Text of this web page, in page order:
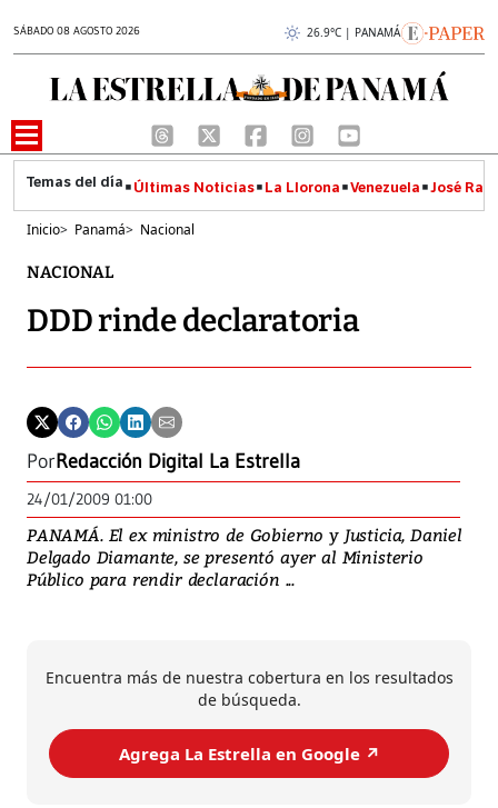
SÁBADO 08 AGOSTO 2026 26.9°C | PANAMÁ
Últimas Noticias La Llorona Venezuela José
Inicio> Panamá> Nacional
NACIONAL
DDD rinde declaratoria
PorRedacción Digital La Estrella
24/01/2009 01:00
PANAMÁ. El ex ministro de Gobierno y Justicia, Daniel
Delgado Diamante, se presentó ayer al Ministerio
Público para rendir declaración ...
Encuentra más de nuestra cobertura en los resultados
de búsqueda.
Agrega La Estrella en Google ↗️